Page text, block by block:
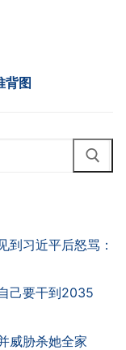
背图
到习近平后怒骂：
己要干到2035
威胁杀她全家